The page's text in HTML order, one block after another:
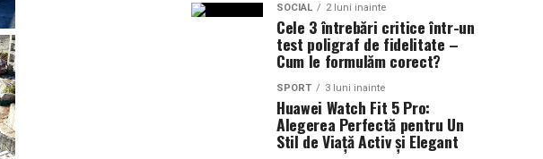
SOCIAL 2 luni inainte
Cele 3 întrebări critice într-un
test poligraf de fidelitate –
Cum le formulăm corect?
SPORT 3 luni inainte
Huawei Watch Fit 5 Pro:
Alegerea Perfectă pentru Un
Stil de Viață Activ și Elegant